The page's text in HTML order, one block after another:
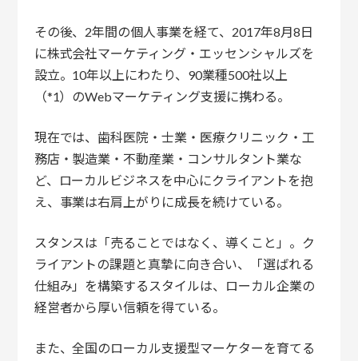
その後、2年間の個人事業を経て、2017年8月8日
に株式会社マーケティング・エッセンシャルズを
設立。10年以上にわたり、90業種500社以上
（*1）のWebマーケティング支援に携わる。
現在では、歯科医院・士業・医療クリニック・工
務店・製造業・不動産業・コンサルタント業な
ど、ローカルビジネスを中心にクライアントを抱
え、事業は右肩上がりに成長を続けている。
スタンスは「売ることではなく、導くこと」。ク
ライアントの課題と真摯に向き合い、「選ばれる
仕組み」を構築するスタイルは、ローカル企業の
経営者から厚い信頼を得ている。
また、全国のローカル支援型マーケターを育てる